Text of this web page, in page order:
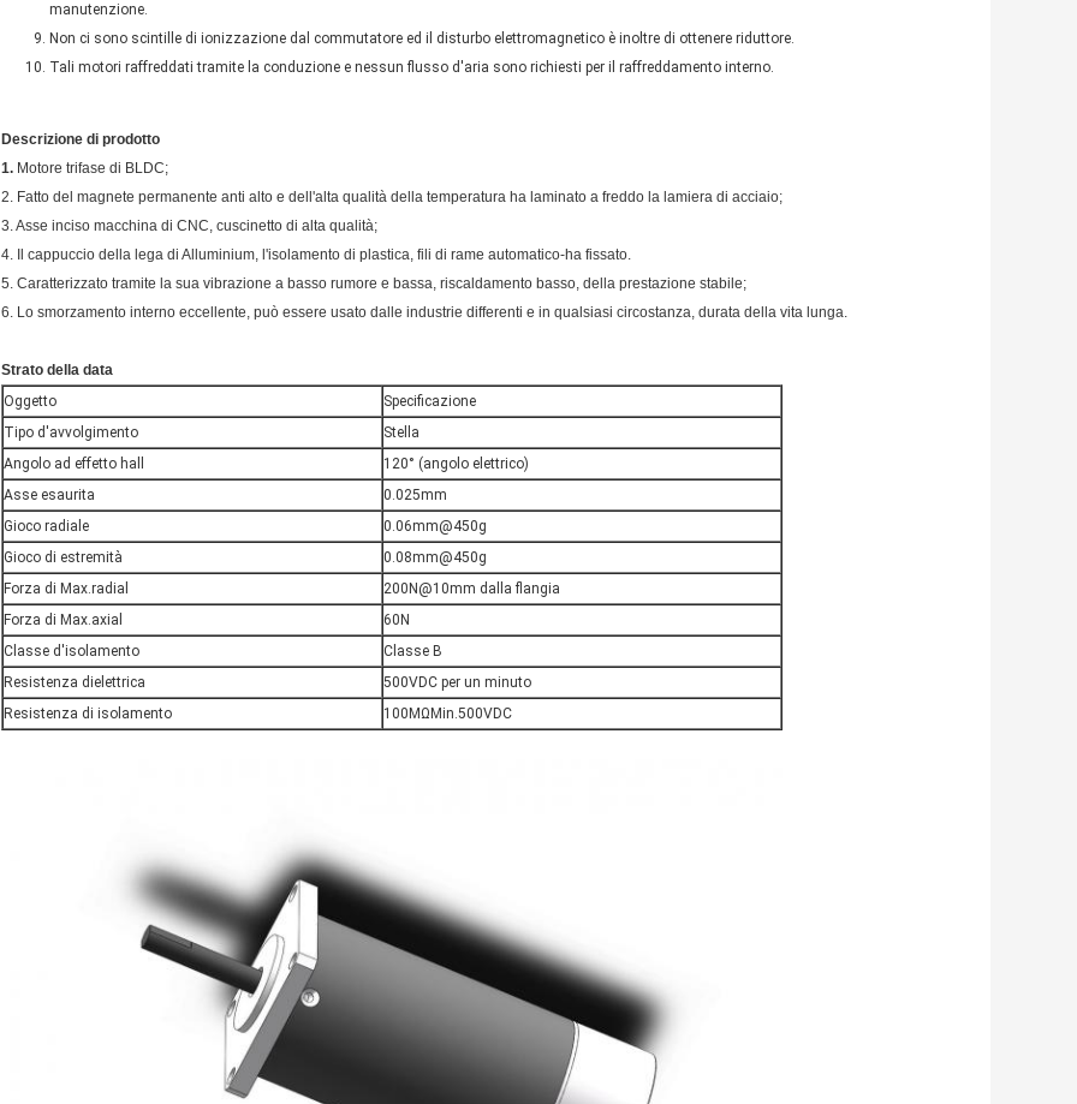
manutenzione.
Non ci sono scintille di ionizzazione dal commutatore ed il disturbo elettromagnetico è inoltre di ottenere riduttore.
Tali motori raffreddati tramite la conduzione e nessun flusso d'aria sono richiesti per il raffreddamento interno.
Descrizione di prodotto
1. Motore trifase di BLDC;
2. Fatto del magnete permanente anti alto e dell'alta qualità della temperatura ha laminato a freddo la lamiera di acciaio;
3. Asse inciso macchina di CNC, cuscinetto di alta qualità;
4. Il cappuccio della lega di Alluminium, l'isolamento di plastica, fili di rame automatico-ha fissato.
5. Caratterizzato tramite la sua vibrazione a basso rumore e bassa, riscaldamento basso, della prestazione stabile;
6. Lo smorzamento interno eccellente, può essere usato dalle industrie differenti e in qualsiasi circostanza, durata della vita lunga.
Strato della data
Oggetto
Specificazione
Tipo d'avvolgimento
Stella
Angolo ad effetto hall
120° (angolo elettrico)
Asse esaurita
0.025mm
Gioco radiale
0.06mm@450g
Gioco di estremità
0.08mm@450g
Forza di Max.radial
200N@10mm dalla flangia
Forza di Max.axial
60N
Classe d'isolamento
Classe B
Resistenza dielettrica
500VDC per un minuto
Resistenza di isolamento
100MΩMin.500VDC